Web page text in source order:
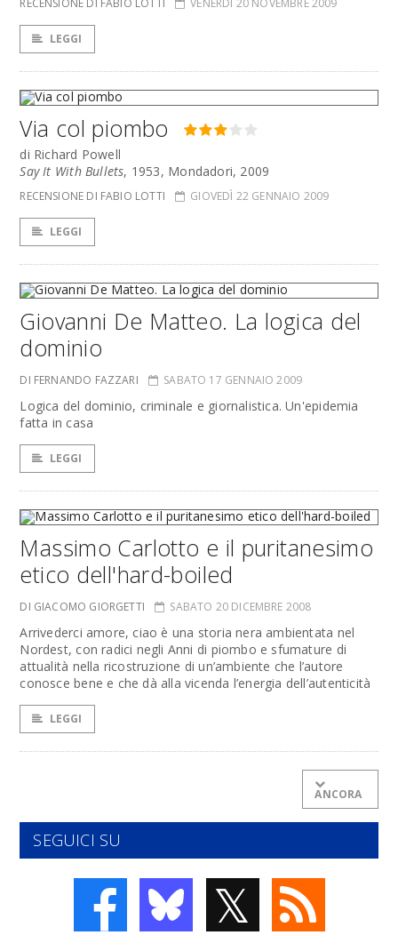
RECENSIONE DI FABIO LOTTI VENERDÌ 20 NOVEMBRE 2009
LEGGI
Via col piombo
di Richard Powell
Say It With Bullets, 1953, Mondadori, 2009
RECENSIONE DI FABIO LOTTI GIOVEDÌ 22 GENNAIO 2009
LEGGI
Giovanni De Matteo. La logica del
dominio
DI FERNANDO FAZZARI SABATO 17 GENNAIO 2009
Logica del dominio, criminale e giornalistica. Un'epidemia
fatta in casa
LEGGI
Massimo Carlotto e il puritanesimo
etico dell'hard-boiled
DI GIACOMO GIORGETTI SABATO 20 DICEMBRE 2008
Arrivederci amore, ciao è una storia nera ambientata nel
Nordest, con radici negli Anni di piombo e sfumature di
attualità nella ricostruzione di un’ambiente che l’autore
conosce bene e che dà alla vicenda l’energia dell’autenticità
LEGGI
ANCORA
SEGUICI SU
𝕏